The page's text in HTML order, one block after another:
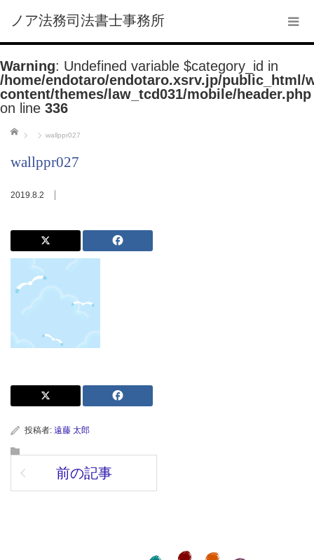
ノア法務司法書士事務所
Warning: Undefined variable $category_id in
/home/endotaro/endotaro.xsrv.jp/public_html/
content/themes/law_tcd031/mobile/header.php
on line 336
ホーム
wallppr027
wallppr027
2019.8.2
投稿者: 遠藤 太郎
前の記事